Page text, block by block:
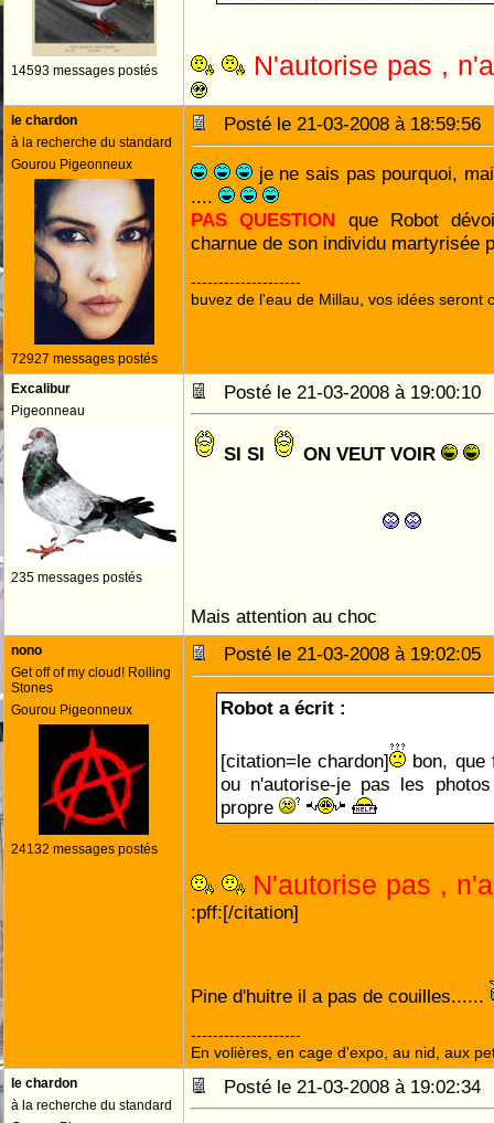
14593 messages postés N'autorise pas ,
le chardon
à la recherche du standard
Gourou Pigeonneux
72927 messages postés
Posté le 21-03-2008 à
je ne sais pas pourquoi,
....
PAS QUESTION que Robot
charnue de son individu martyrisée
--------------------
buvez de l'eau de Millau, vos idées seront
Excalibur
Pigeonneau
235 messages postés
Posté le 21-03-2008 à
SI SI ON VEUT VOIR
Mais attention au choc
nono
Get off of my cloud! Rolling
Stones
Gourou Pigeonneux
24132 messages postés
Posté le 21-03-2008 à
Robot a écrit :
[citation=le chardon]
bon,
ou n'autorise-je pas les
propre
N'autorise pas ,
:pff:[/citation]
Pine d'huitre il a pas de couilles......
--------------------
En volières, en cage d'expo, au nid, aux
le chardon
à la recherche du standard
Posté le 21-03-2008 à